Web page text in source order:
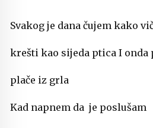
Svakog je dana čujem kako
krešti kao sijeda ptica I
plače iz grla
Kad napnem da je poslušam